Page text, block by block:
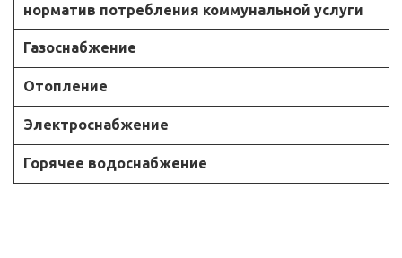
норматив потребления коммунальной услуги
Газоснабжение
Отопление
Электроснабжение
Горячее водоснабжение